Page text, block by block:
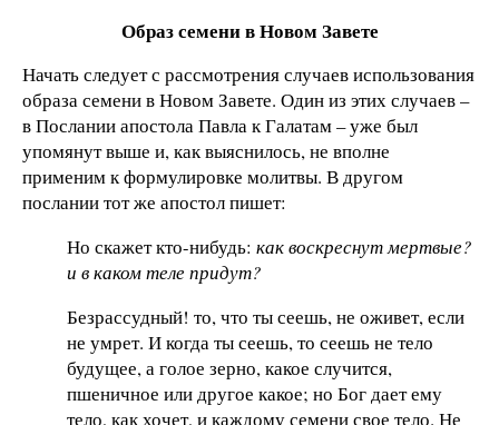
Образ семени в Новом Завете
Начать следует с рассмотрения случаев использования
образа семени в Новом Завете. Один из этих случаев –
в Послании апостола Павла к Галатам – уже был
упомянут выше и, как выяснилось, не вполне
применим к формулировке молитвы. В другом
послании тот же апостол пишет:
Но скажет кто-нибудь: как воскреснут мертвые?
и в каком теле придут?
Безрассудный! то, что ты сеешь, не оживет, если
не умрет. И когда ты сеешь, то сеешь не тело
будущее, а голое зерно, какое случится,
пшеничное или другое какое; но Бог дает ему
тело, как хочет, и каждому семени свое тело. Не